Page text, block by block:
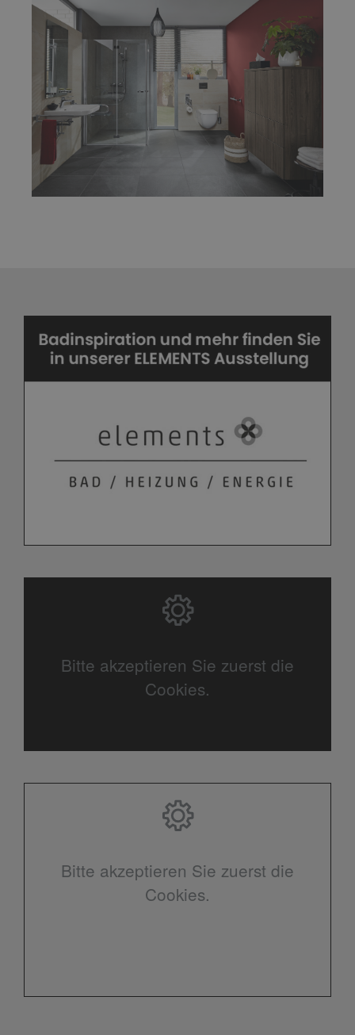
Bitte akzeptieren Sie zuerst die
Cookies.
Bitte akzeptieren Sie zuerst die
Cookies.